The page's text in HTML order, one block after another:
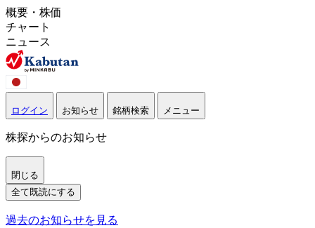
概要・株価
チャート
ニュース
ログイン お知らせ 銘柄検索 メニュー
株探からのお知らせ
閉じる
全て既読にする
過去のお知らせを見る